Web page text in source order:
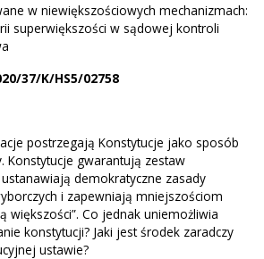
w niewiększościowych mechanizmach:
superwiększości w sądowej kontroli
37/K/HS5/02758
postrzegają Konstytucje jako sposób
Konstytucje gwarantują zestaw
demokratyczne zasady
i zapewniają mniejszościom
większości”. Co jednak uniemożliwia
konstytucji? Jaki jest środek zaradczy
ustawie?